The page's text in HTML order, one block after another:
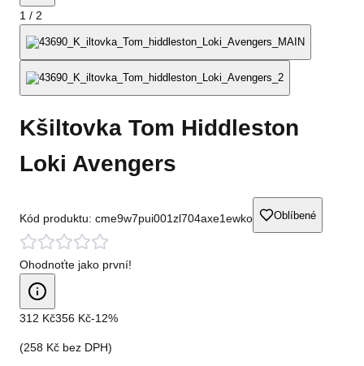
1 / 2
Kšiltovka Tom Hiddleston
Loki Avengers
Kód produktu: cme9w7pui001zl704axe1ewko Oblíbené
Ohodnoťte jako první!
312 Kč356 Kč-12%
(258 Kč bez DPH)